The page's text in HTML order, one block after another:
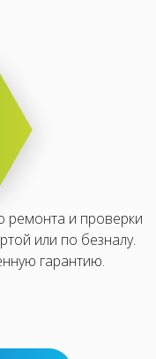
ремонта и проверки
или по безналу.
гарантию.